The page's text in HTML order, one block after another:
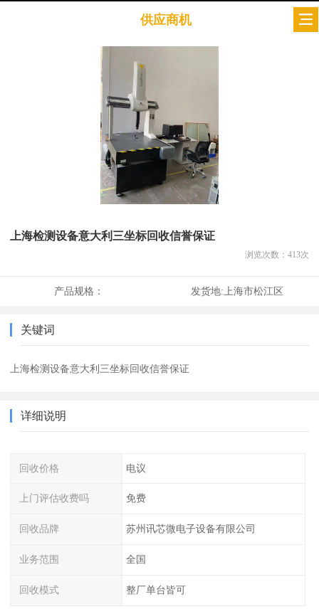
供应商机
上海检测设备意大利三坐标回收信誉保证
浏览次数： 413次
产品规格： 发货地:上海市松江区
关键词
上海检测设备意大利三坐标回收信誉保证
详细说明
回收价格 电议
上门评估收费吗 免费
回收品牌 苏州讯芯微电子设备有限公司
业务范围 全国
回收模式 整厂单台皆可